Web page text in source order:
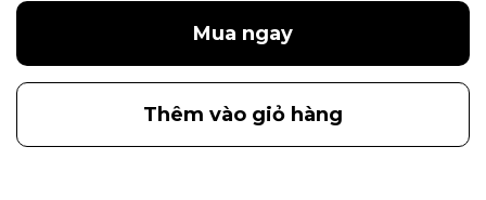
Mua ngay
Thêm vào giỏ hàng